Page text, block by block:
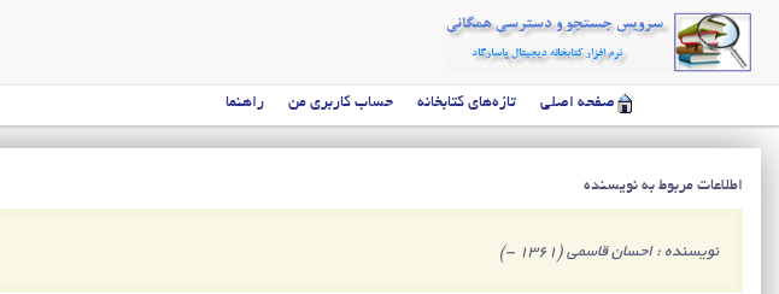
صفحه اصلی تازه‌های کتابخانه حساب کاربری من راهنما
اطلاعات مربوط به نویسنده
نویسنده : احسان قاسمی (1361 -)